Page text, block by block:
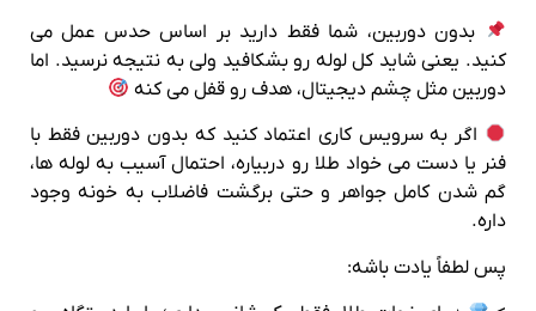
بدون دوربین، شما فقط دارید بر اساس حدس عمل می‌
کنید. یعنی شاید کل لوله رو بشکافید ولی به نتیجه نرسید. اما
دوربین مثل چشم دیجیتال، هدف رو قفل می‌ کنه
اگر به سرویس‌ کاری اعتماد کنید که بدون دوربین فقط با
فنر یا دست می‌ خواد طلا رو دربیاره، احتمال آسیب به لوله‌ ها،
گم‌ شدن کامل جواهر و حتی برگشت فاضلاب به خونه وجود
داره.
پس لطفاً یادت باشه: